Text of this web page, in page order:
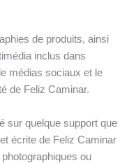
de produits, ainsi
inclus dans
médias sociaux et le
de Feliz Caminar.
sur quelque support que
écrite de Feliz Caminar
ou